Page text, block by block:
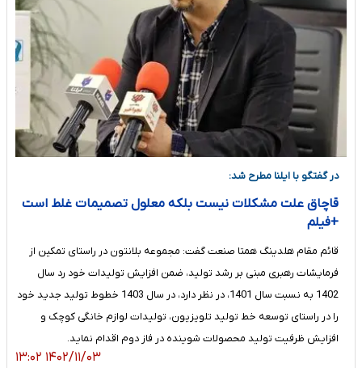
در گفتگو با ایلنا مطرح شد:
قاچاق علت مشکلات نیست بلکه معلول تصمیمات غلط است
+فیلم
قائم مقام هلدینگ همتا صنعت گفت: مجموعه بلانتون در راستای تمکین از
فرمایشات رهبری مبنی بر رشد تولید، ضمن افزایش تولیدات خود رد سال
1402 به نسبت سال 1401، در نظر دارد، در سال 1403 خطوط تولید جدید خود
را در راستای توسعه خط تولید تلویزیون، تولیدات لوازم خانگی کوچک و
افزایش ظرفیت تولید محصولات شوینده در فاز دوم اقدام نماید.
۱۴۰۲/۱۱/۰۳ ۱۳:۰۲